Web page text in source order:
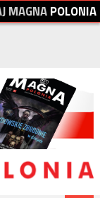
JMAGNAPOLONIA